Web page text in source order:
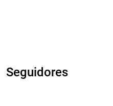
Seguidores